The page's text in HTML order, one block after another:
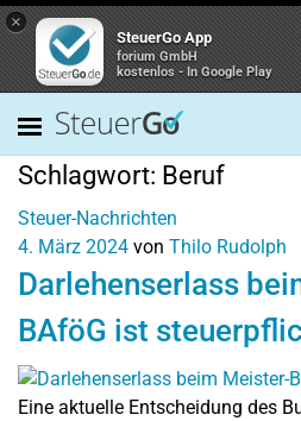
×
SteuerGo App
forium GmbH
kostenlos - In Google Play
Schlagwort: Beruf
Steuer-Nachrichten
4. März 2024 von Thilo Rudolph
Darlehenserlass
BAföG ist
Eine aktuelle Entscheidung des